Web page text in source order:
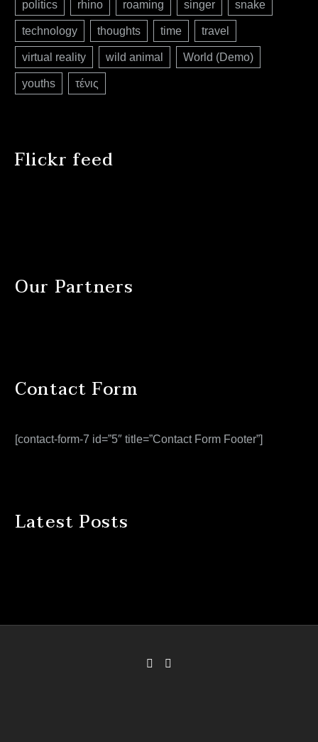
politics rhino roaming singer snake
technology thoughts time travel
virtual reality wild animal World (Demo)
youths τένις
Flickr feed
Our Partners
Contact Form
[contact-form-7 id=”5″ title=”Contact Form Footer”]
Latest Posts